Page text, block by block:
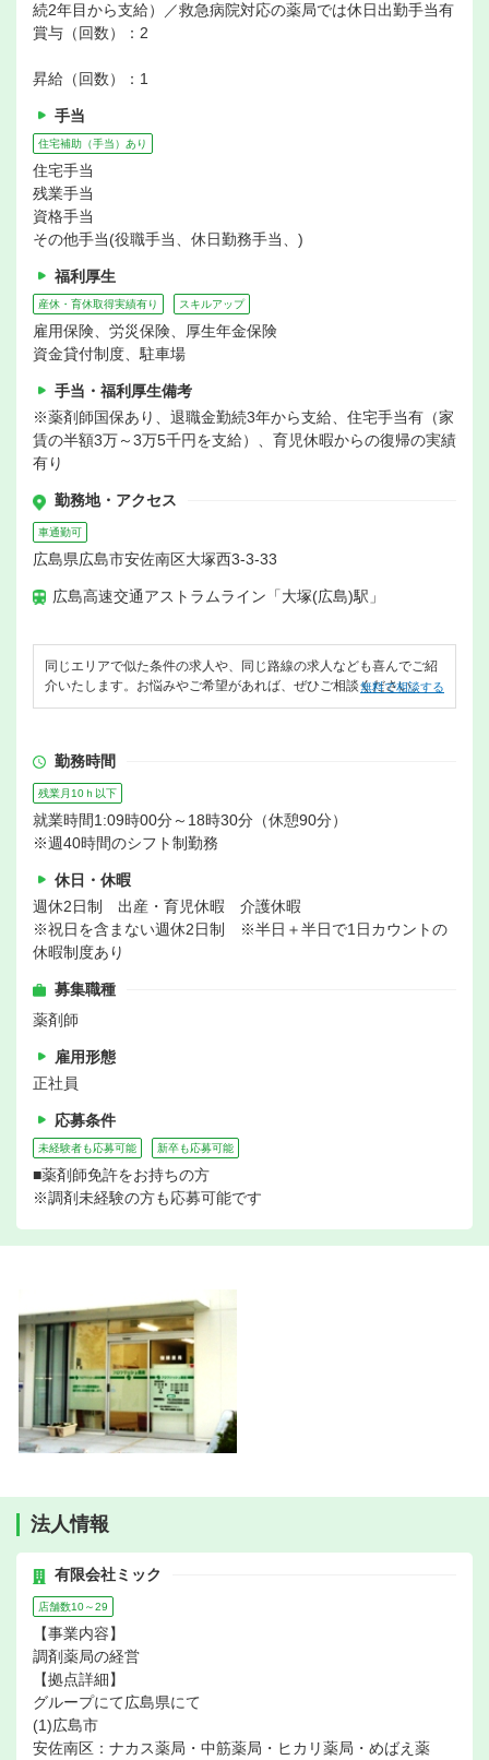
続2年目から支給）／救急病院対応の薬局では休日出勤手当有
賞与（回数）：2
昇給（回数）：1
手当
住宅補助（手当）あり
住宅手当
残業手当
資格手当
その他手当(役職手当、休日勤務手当、)
福利厚生
産休・育休取得実績有り スキルアップ
雇用保険、労災保険、厚生年金保険
資金貸付制度、駐車場
手当・福利厚生備考
※薬剤師国保あり、退職金勤続3年から支給、住宅手当有（家
賃の半額3万～3万5千円を支給）、育児休暇からの復帰の実績
有り
勤務地・アクセス
車通勤可
広島県広島市安佐南区大塚西3-3-33
広島高速交通アストラムライン「大塚(広島)駅」
同じエリアで似た条件の求人や、同じ路線の求人なども喜んでご紹
介いたします。お悩みやご希望があれば、ぜひご相談ください。
無料で相談する
勤務時間
残業月10ｈ以下
就業時間1:09時00分～18時30分（休憩90分）
※週40時間のシフト制勤務
休日・休暇
週休2日制 出産・育児休暇 介護休暇
※祝日を含まない週休2日制 ※半日＋半日で1日カウントの
休暇制度あり
募集職種
薬剤師
雇用形態
正社員
応募条件
未経験者も応募可能 新卒も応募可能
■薬剤師免許をお持ちの方
※調剤未経験の方も応募可能です
法人情報
有限会社ミック
店舗数10～29
【事業内容】
調剤薬局の経営
【拠点詳細】
グループにて広島県にて
(1)広島市
安佐南区：ナカス薬局・中筋薬局・ヒカリ薬局・めばえ薬